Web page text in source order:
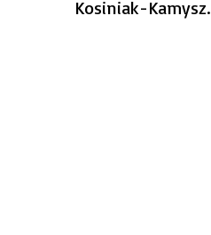
Kosiniak-Kamysz.